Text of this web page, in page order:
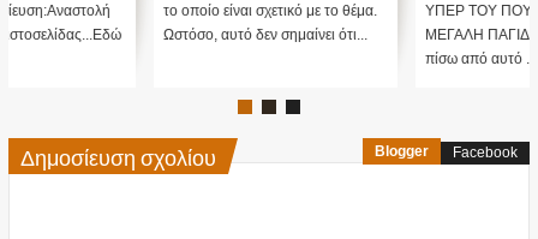
ΥΠΕΡ ΤΟΥ ΠΟΥΤΙΝ; ΕΙΝΑΙ
ΜΕΓΑΛΗ ΠΑΓΙΔΑ; Τι κρύβεται
Ωστόσο, αυτό δεν σημαίνει ότι...
Δημοσίευση σχολίου Blogger Facebook